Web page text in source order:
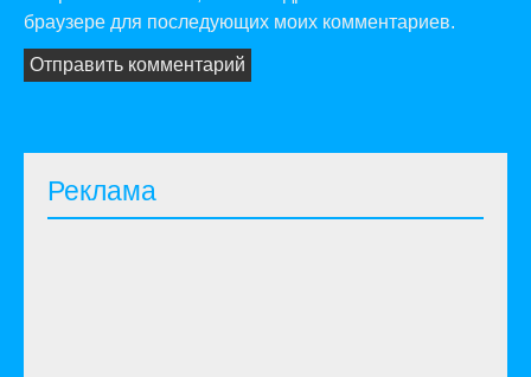
браузере для последующих моих комментариев.
Реклама